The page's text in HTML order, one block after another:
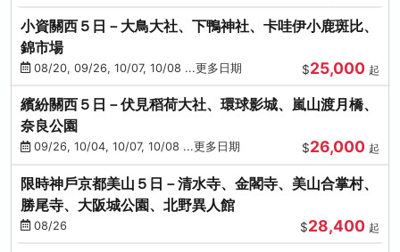
小資關西５日－大鳥大社、下鴨神社、卡哇伊小鹿斑比、
錦市場
08/20, 09/26, 10/07, 10/08 ...更多日期 $25,000 起
繽紛關西５日－伏見稻荷大社、環球影城、嵐山渡月橋、
奈良公園
09/26, 10/04, 10/07, 10/08 ...更多日期 $26,000 起
限時神戶京都美山５日－清水寺、金閣寺、美山合掌村、
勝尾寺、大阪城公園、北野異人館
08/26 $28,400 起